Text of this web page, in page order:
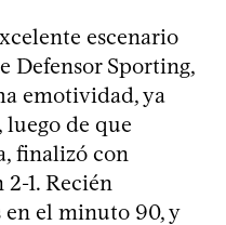
escenario
Defensor Sporting,
emotividad, ya
de que
finalizó con
1. Recién
en el minuto 90, y